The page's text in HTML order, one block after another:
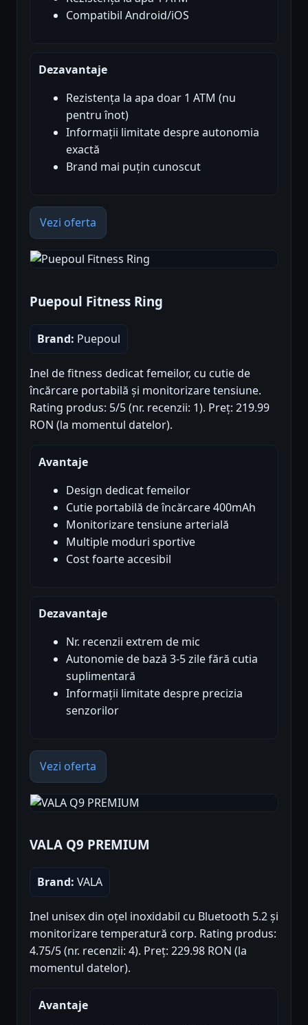
Compatibil Android/iOS
Dezavantaje
Rezistența la apa doar 1 ATM (nu
pentru înot)
Informații limitate despre autonomia
exactă
Brand mai puțin cunoscut
Vezi oferta
Puepoul Fitness Ring
Brand: Puepoul
Inel de fitness dedicat femeilor, cu cutie de
încărcare portabilă și monitorizare tensiune.
Rating produs: 5/5 (nr. recenzii: 1). Preț: 219.99
RON (la momentul datelor).
Avantaje
Design dedicat femeilor
Cutie portabilă de încărcare 400mAh
Monitorizare tensiune arterială
Multiple moduri sportive
Cost foarte accesibil
Dezavantaje
Nr. recenzii extrem de mic
Autonomie de bază 3-5 zile fără cutia
suplimentară
Informații limitate despre precizia
senzorilor
Vezi oferta
VALA Q9 PREMIUM
Brand: VALA
Inel unisex din oțel inoxidabil cu Bluetooth 5.2 și
monitorizare temperatură corp. Rating produs:
4.75/5 (nr. recenzii: 4). Preț: 229.98 RON (la
momentul datelor).
Avantaje